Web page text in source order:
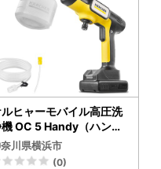
ヒャーモバイル高圧洗
OC 5 Handy（ハンデ
ェット） APV0006
川県横浜市
(0)